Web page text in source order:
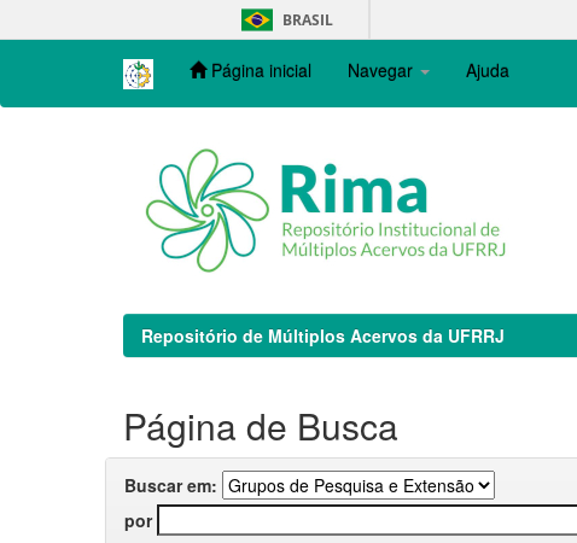
navigation
BRASIL
Página inicial Navegar Ajuda
Repositório de Múltiplos Acervos da UFRRJ
Página de Busca
Buscar em:
por